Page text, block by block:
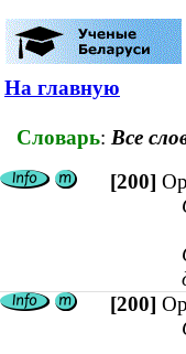
На главную
Словарь: Все
[200]
[200]